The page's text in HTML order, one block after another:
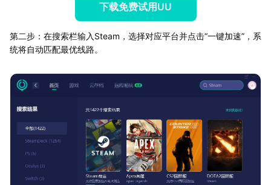
下载免费试用UU
第二步：在搜索栏输入Steam，选择对应平台并点击“一键加速”，系
统将自动匹配最优线路。